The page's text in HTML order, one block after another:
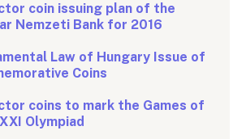
coin issuing plan of the
Nemzeti Bank for 2016
Law of Hungary Issue of
Coins
coins to mark the Games of
Olympiad